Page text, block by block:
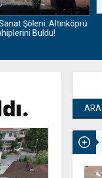
Şöleni: Altınköprü
Buldu!